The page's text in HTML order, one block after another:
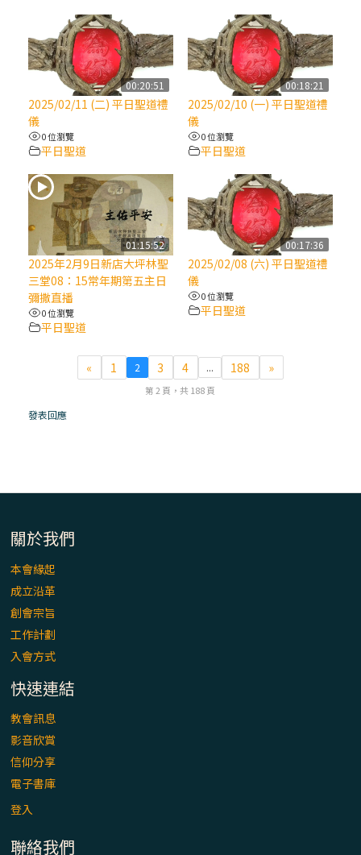
(9完結)黃敏正主教帶你做【將臨期避靜】—
匝凱的「新生命」：利他與內化
(8)黃敏正主教帶你做【將臨期避靜】—耶穌
降生成人與人同在＝「厄瑪努爾」
(7)黃敏正主教帶你做【將臨期避靜】—耶穌
降生人間，需要人的「接納」
(6)黃敏正主教帶你做【將臨期避靜】—「馬
槽」═「謙卑」
(5)黃敏正主教帶你做【將臨期避靜】—「福
傳」：講耶穌的故事
(4)黃敏正主教帶你做【將臨期避靜】—匝凱
「想看」耶穌，耶穌「走近」匝凱
「看」是一門大學問、真正的靈修
00:20:51
2025/02/11 (二) 平日聖道禮
儀
0 位瀏覽
平日聖道
00:18:21
2025/02/10 (一) 平日聖道禮
儀
0 位瀏覽
平日聖道
01:15:52
2025年2月9日新店大坪林聖
三堂08：15常年期第五主日
彌撒直播
0 位瀏覽
平日聖道
00:17:36
2025/02/08 (六) 平日聖道禮
儀
0 位瀏覽
平日聖道
« 1 2 3 4 ... 188 »
第 2 頁，共 188 頁
發表回應
關於我們
本會緣起
成立沿革
創會宗旨
工作計劃
入會方式
快速連結
教會訊息
影音欣賞
信仰分享
電子書庫
登入
聯絡我們